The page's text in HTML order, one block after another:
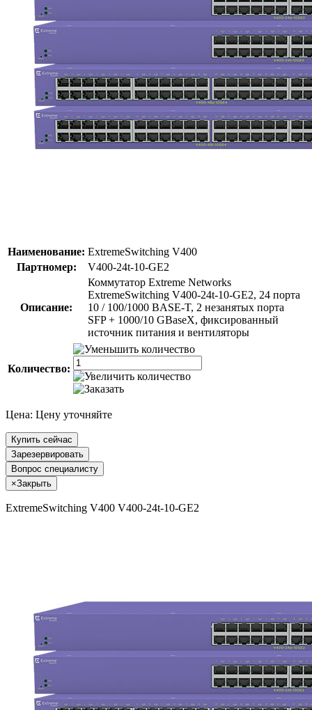
Наименование: ExtremeSwitching V400
Партномер:
V400-24t-10-GE2
Описание:
Коммутатор Extreme Networks
ExtremeSwitching V400-24t-10-GE2, 24 порта
10 / 100/1000 BASE-T, 2 незанятых порта
SFP + 1000/10 GBaseX, фиксированный
источник питания и вентиляторы
Количество:
Цена: Цену уточняйте
Купить сейчас
Зарезервировать
Вопрос специалисту
×Закрыть
ExtremeSwitching V400 V400-24t-10-GE2